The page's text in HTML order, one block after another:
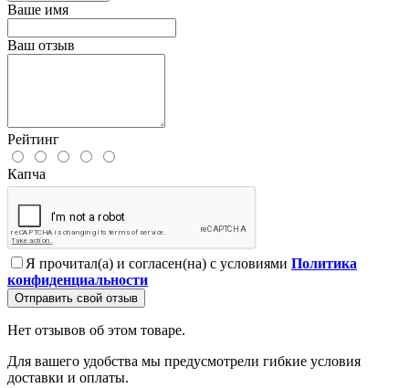
Ваше имя
Ваш отзыв
Рейтинг
Капча
Я прочитал(а) и согласен(на) с условиями Политика
конфиденциальности
Отправить свой отзыв
Нет отзывов об этом товаре.
Для вашего удобства мы предусмотрели гибкие условия
доставки и оплаты.